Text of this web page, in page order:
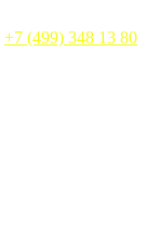
+7 (499) 348 13 80